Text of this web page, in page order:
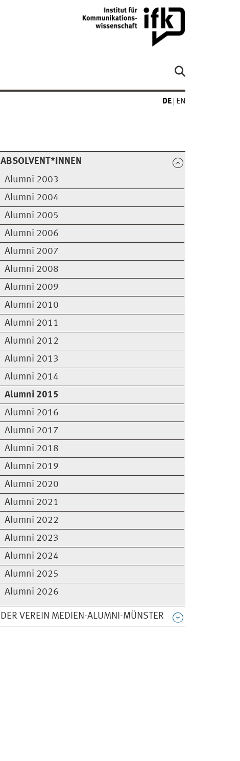
DE EN
ABSOLVENT*INNEN
Alumni 2003
Alumni 2004
Alumni 2005
Alumni 2006
Alumni 2007
Alumni 2008
Alumni 2009
Alumni 2010
Alumni 2011
Alumni 2012
Alumni 2013
Alumni 2014
Alumni 2015
Alumni 2016
Alumni 2017
Alumni 2018
Alumni 2019
Alumni 2020
Alumni 2021
Alumni 2022
Alumni 2023
Alumni 2024
Alumni 2025
Alumni 2026
DER VEREIN MEDIEN-ALUMNI-MÜNSTER